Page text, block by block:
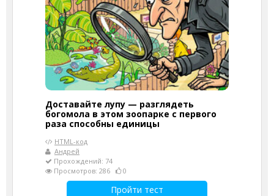
Доставайте лупу — разглядеть
богомола в этом зоопарке с первого
раза способны единицы
HTML-код
Андрей
Прохождений: 74
Просмотров: 286
0
Пройти тест